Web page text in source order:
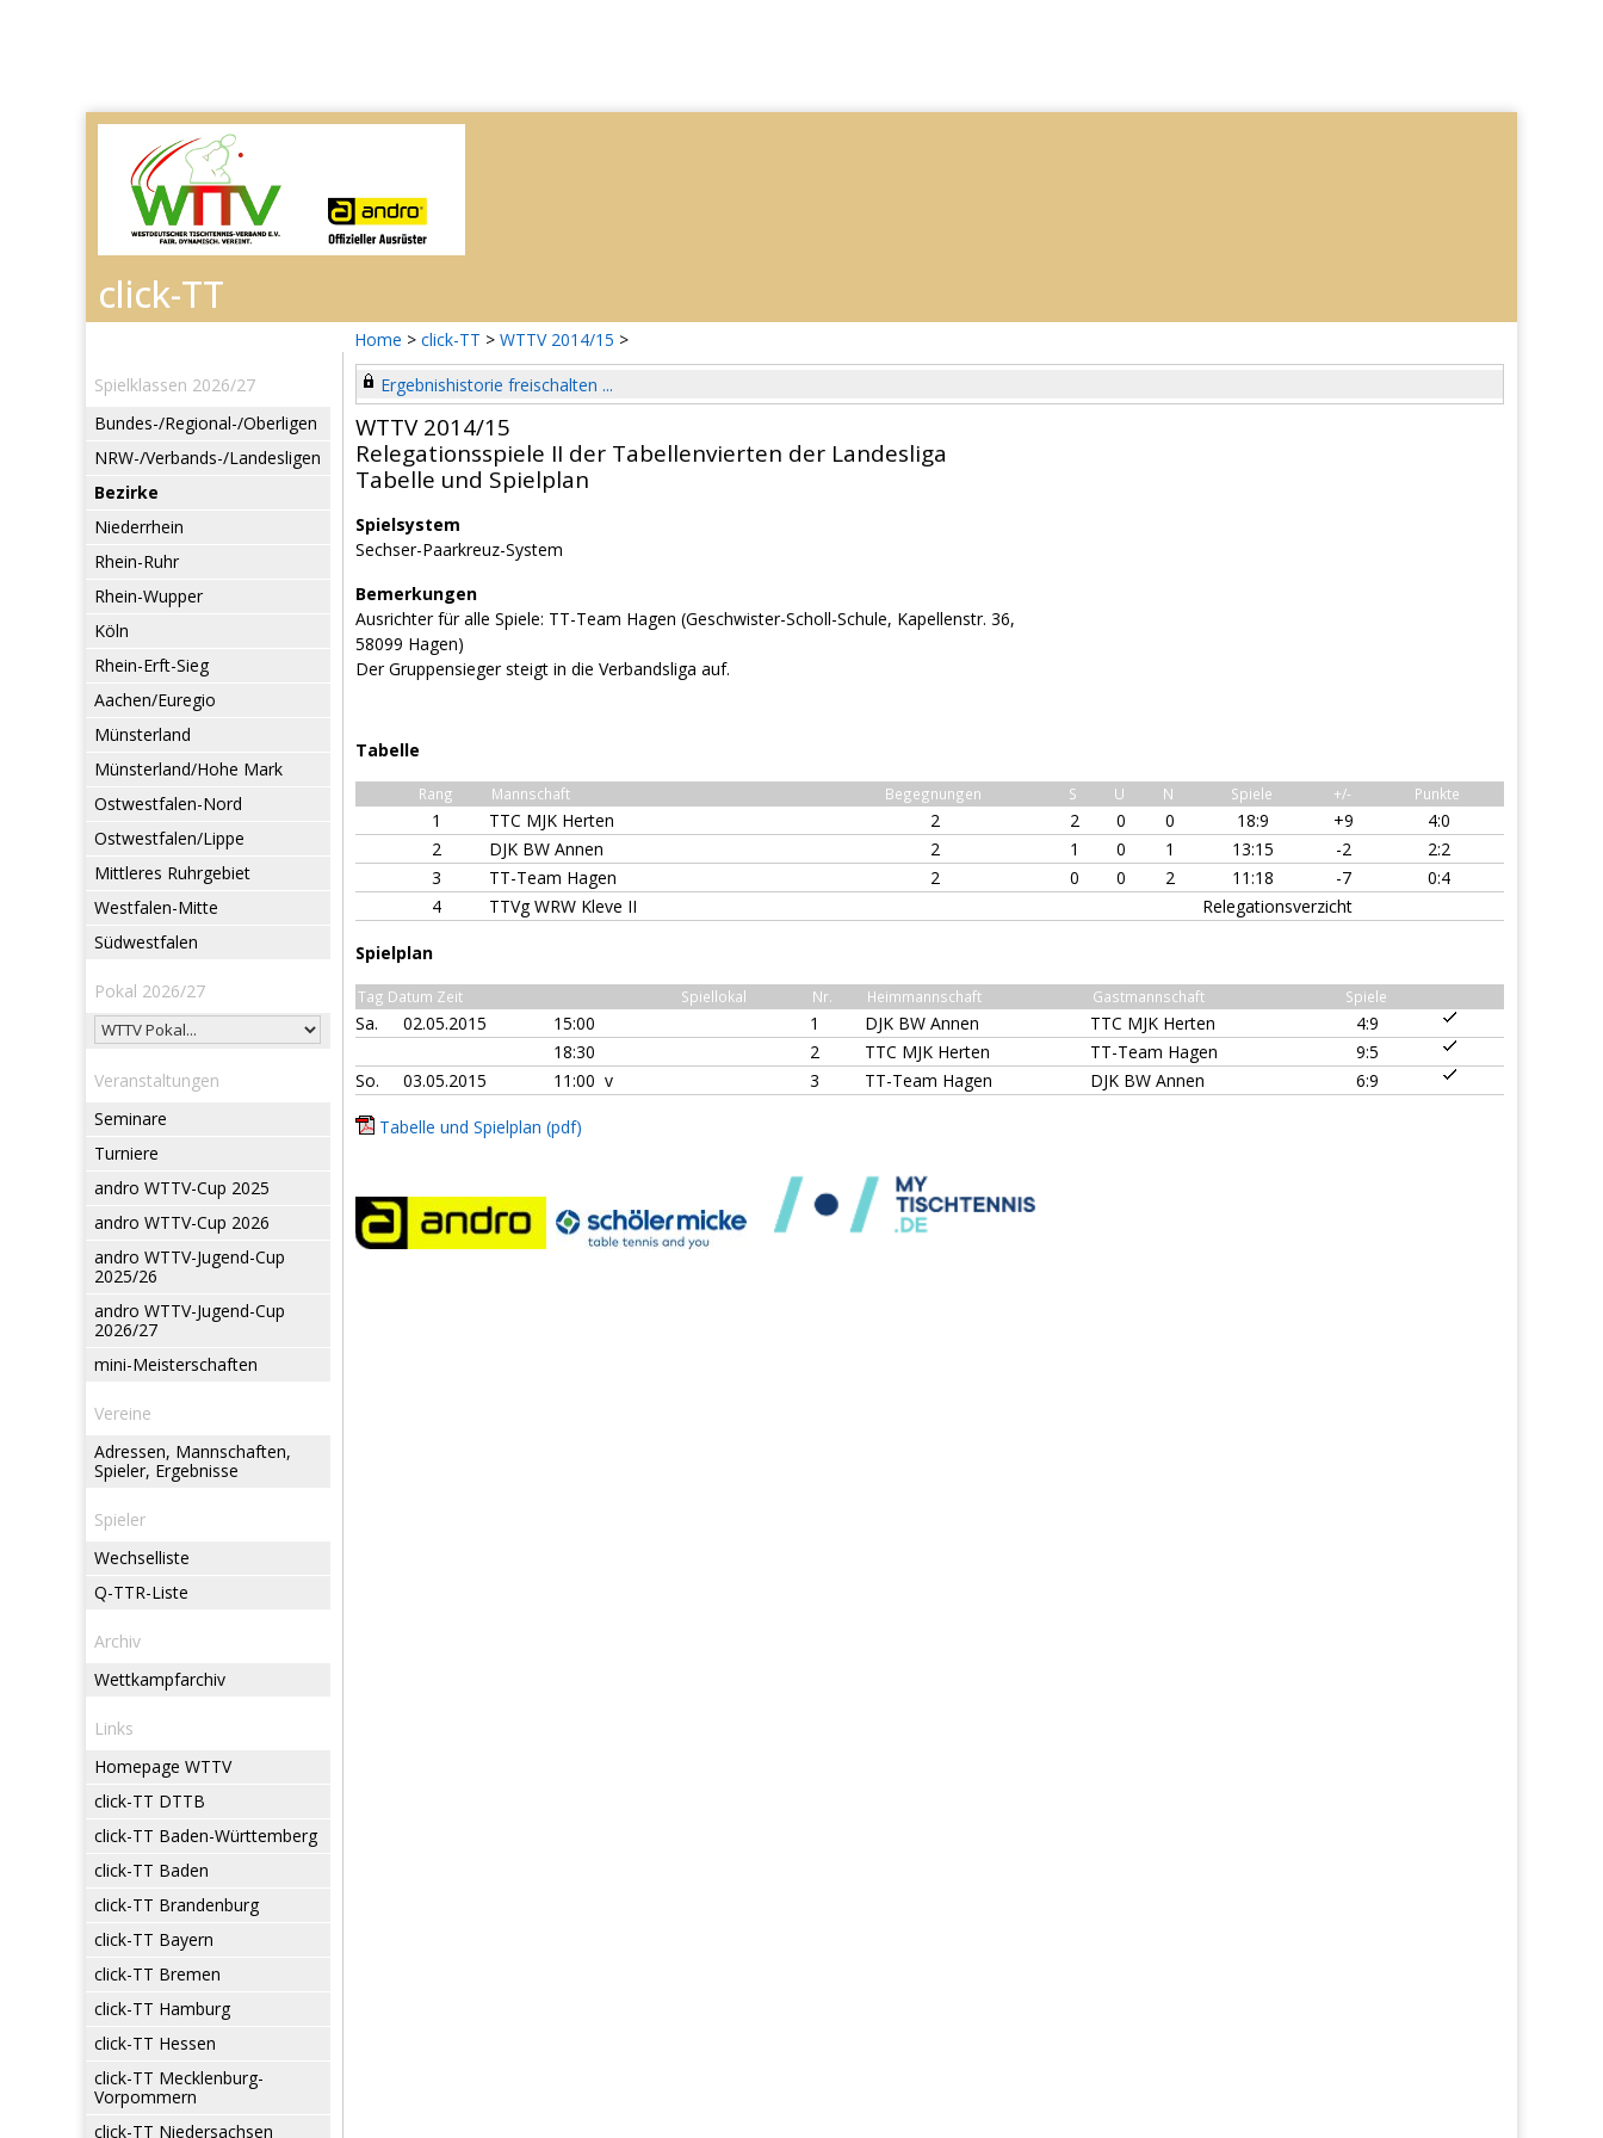
Home > click-TT > WTTV 2014/15 >
Spielklassen 2026/27
Bundes-/Regional-/Oberligen
NRW-/Verbands-/Landesligen
Bezirke
Niederrhein
Rhein-Ruhr
Rhein-Wupper
Köln
Rhein-Erft-Sieg
Aachen/Euregio
Münsterland
Münsterland/Hohe Mark
Ostwestfalen-Nord
Ostwestfalen/Lippe
Mittleres Ruhrgebiet
Westfalen-Mitte
Südwestfalen
Pokal 2026/27
Veranstaltungen
Seminare
Turniere
andro WTTV-Cup 2025
andro WTTV-Cup 2026
andro WTTV-Jugend-Cup
2025/26
andro WTTV-Jugend-Cup
2026/27
mini-Meisterschaften
Vereine
Adressen, Mannschaften,
Spieler, Ergebnisse
Spieler
Wechselliste
Q-TTR-Liste
Archiv
Wettkampfarchiv
Links
Homepage WTTV
click-TT DTTB
click-TT Baden-Württemberg
click-TT Baden
click-TT Brandenburg
click-TT Bayern
click-TT Bremen
click-TT Hamburg
click-TT Hessen
click-TT Mecklenburg-
Vorpommern
click-TT Niedersachsen
Ergebnishistorie freischalten ...
WTTV 2014/15
Relegationsspiele II der Tabellenvierten der Landesliga
Tabelle und Spielplan
Spielsystem
Sechser-Paarkreuz-System
Bemerkungen
Ausrichter für alle Spiele: TT-Team Hagen (Geschwister-Scholl-Schule, Kapellenstr. 36,
58099 Hagen)
Der Gruppensieger steigt in die Verbandsliga auf.
Tabelle
Rang Mannschaft Begegnungen S U N Spiele +/- Punkte
1 TTC MJK Herten 2 2 0 0 18:9 +9
4:0
2
DJK BW Annen 2 1 0 1 13:15 -2
2:2
3
TT-Team Hagen 2 0 0 2 11:18 -7
0:4
4
TTVg WRW Kleve II Relegationsverzicht
Spielplan
Tag Datum Zeit Spiellokal Nr. Heimmannschaft Gastmannschaft Spiele
Sa. 02.05.2015 15:00 1 DJK BW Annen TTC MJK Herten
4:9
18:30
2 TTC MJK Herten TT-Team Hagen
9:5
So.
03.05.2015 11:00 v 3 TT-Team Hagen DJK BW Annen 6:9
Tabelle und Spielplan (pdf)